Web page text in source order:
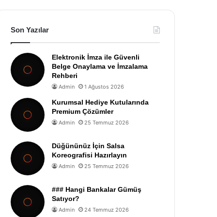
Son Yazılar
Elektronik İmza ile Güvenli
Belge Onaylama ve İmzalama
Rehberi
Admin 1 Ağustos 2026
Kurumsal Hediye Kutularında
Premium Çözümler
Admin 25 Temmuz 2026
Düğününüz İçin Salsa
Koreografisi Hazırlayın
Admin 25 Temmuz 2026
### Hangi Bankalar Gümüş
Satıyor?
Admin 24 Temmuz 2026